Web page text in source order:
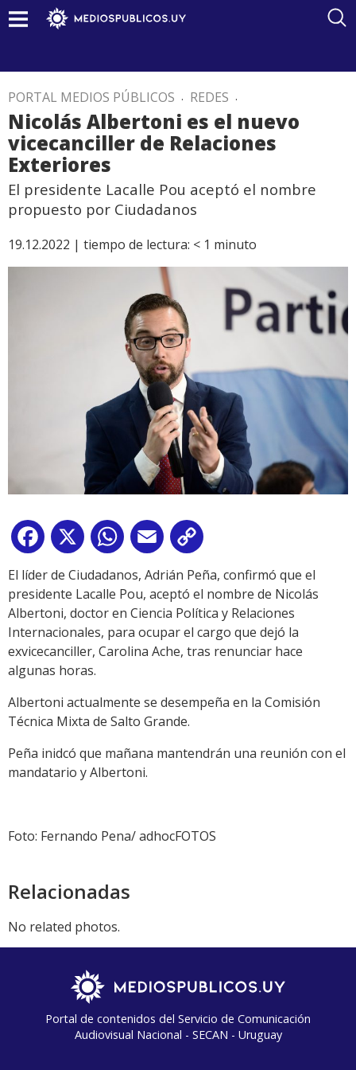
PORTAL MEDIOS PÚBLICOS . REDES .
Nicolás Albertoni es el nuevo
vicecanciller de Relaciones
Exteriores
El presidente Lacalle Pou aceptó el nombre
propuesto por Ciudadanos
19.12.2022 | tiempo de lectura: < 1 minuto
Facebook
X WhatsApp
Email
Link
El líder de Ciudadanos, Adrián Peña, confirmó que el
presidente Lacalle Pou, aceptó el nombre de Nicolás
Albertoni, doctor en Ciencia Política y Relaciones
Internacionales, para ocupar el cargo que dejó la
exvicecanciller, Carolina Ache, tras renunciar hace
algunas horas.
Albertoni actualmente se desempeña en la Comisión
Técnica Mixta de Salto Grande.
Peña inidcó que mañana mantendrán una reunión con el
mandatario y Albertoni.
Foto: Fernando Pena/ adhocFOTOS
Relacionadas
No related photos.
Portal de contenidos del Servicio de Comunicación
Audiovisual Nacional - SECAN - Uruguay